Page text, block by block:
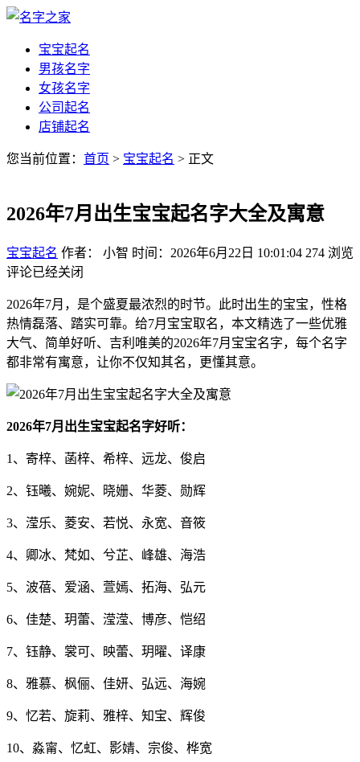
宝宝起名
男孩名字
女孩名字
公司起名
店铺起名
您当前位置： 首页 > 宝宝起名 > 正文
2026年7月出生宝宝起名字大全及寓意
宝宝起名 作者： 小智 时间：2026年6月22日 10:01:04 274 浏览
评论已经关闭
2026年7月，是个盛夏最浓烈的时节。此时出生的宝宝，性格
热情磊落、踏实可靠。给7月宝宝取名，本文精选了一些优雅
大气、简单好听、吉利唯美的2026年7月宝宝名字，每个名字
都非常有寓意，让你不仅知其名，更懂其意。
2026年7月出生宝宝起名字好听：
1、寄梓、菡梓、希梓、远龙、俊启
2、钰曦、婉妮、晓姗、华菱、勋辉
3、滢乐、菱安、若悦、永宽、音筱
4、卿冰、梵如、兮芷、峰雄、海浩
5、波蓓、爱涵、萱嫣、拓海、弘元
6、佳楚、玥蕾、滢滢、博彦、恺绍
7、钰静、裳可、映蕾、玥曜、译康
8、雅慕、枫俪、佳妍、弘远、海婉
9、忆若、旋莉、雅梓、知宝、辉俊
10、淼甯、忆虹、影婧、宗俊、桦宽